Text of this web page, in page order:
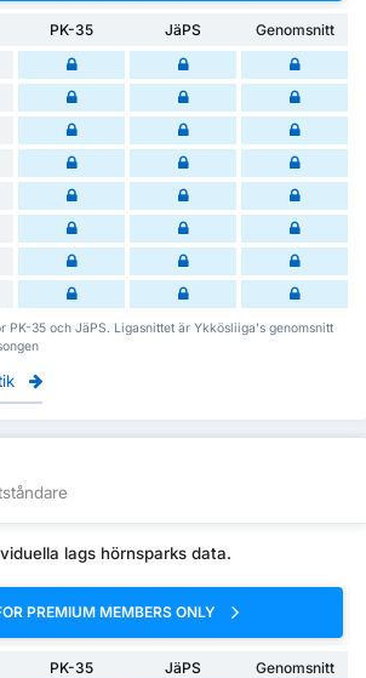
PK-35 JäPS
Genomsnitt
PK-35 och JäPS. Ligasnittet är Ykkösliiga's genomsnitt
lags hörnsparks data.
PREMIUM MEMBERS ONLY
PK-35 JäPS
Genomsnitt